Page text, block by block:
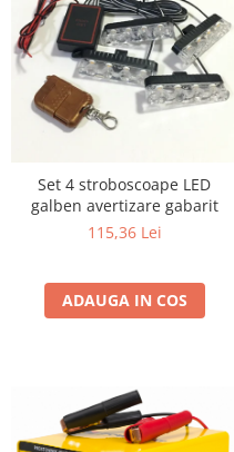
Set 4 stroboscoape LED
galben avertizare gabarit
115,36 Lei
ADAUGA IN COS